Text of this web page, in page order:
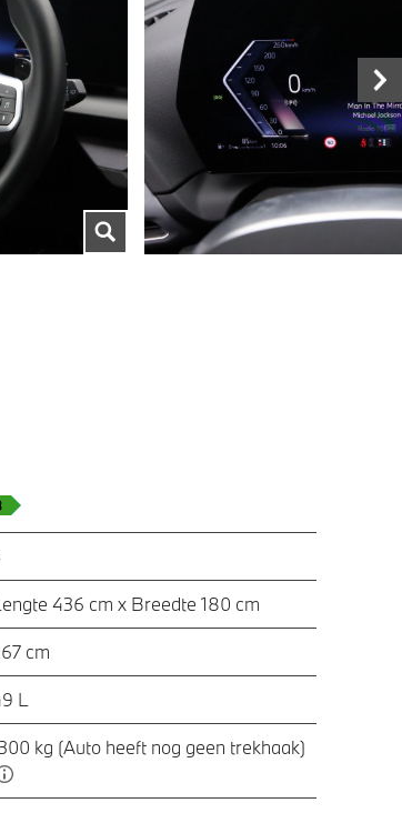
436 cm x Breedte 180 cm
cm
L
kg (Auto heeft nog geen trekhaak)